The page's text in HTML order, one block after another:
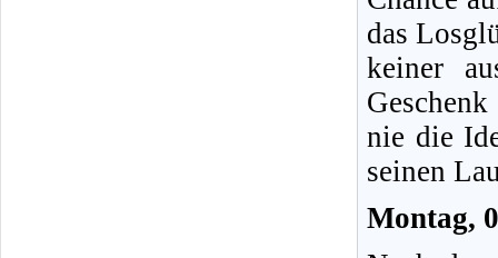
das
keiner
nie die
seinen
Montag,